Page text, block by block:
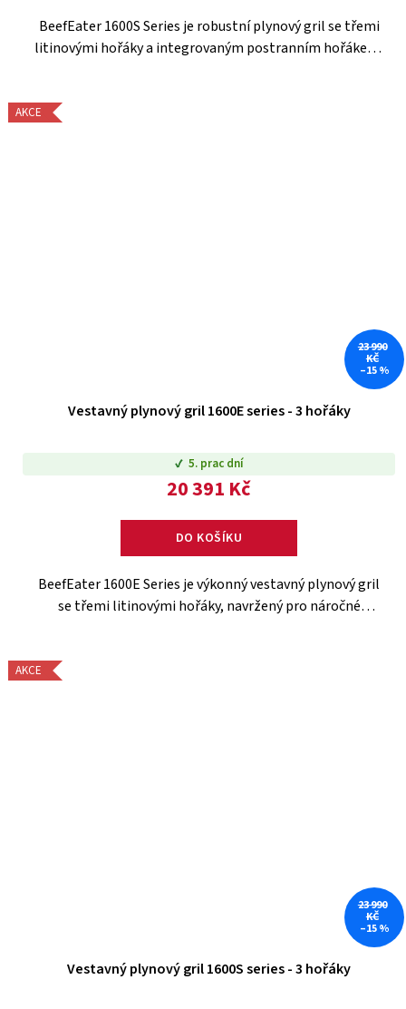
BeefEater 1600S Series je robustní plynový gril se třemi
litinovými hořáky a integrovaným postranním hořákem,
AKCE
23 990
KČ
–15 %
Vestavný plynový gril 1600E series - 3 hořáky
5. prac dní
20 391 Kč
DO KOŠÍKU
BeefEater 1600E Series je výkonný vestavný plynový gril
se třemi litinovými hořáky, navržený pro náročné
AKCE
23 990
KČ
–15 %
Vestavný plynový gril 1600S series - 3 hořáky